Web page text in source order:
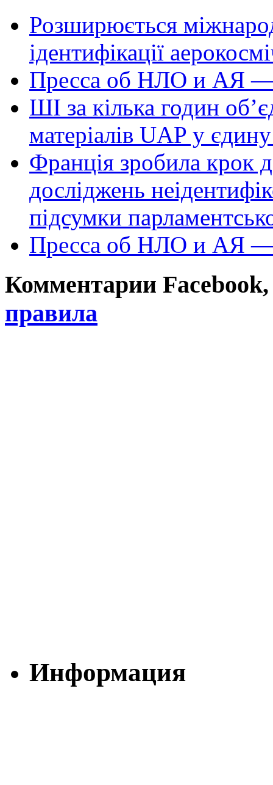
Розширюється
ідентифікації
Пресса об НЛО и АЯ —
ШІ за кілька годин
матеріалів UAP у
Франція зробила крок
досліджень
підсумки
Пресса об НЛО и АЯ —
Комментарии
правила
Информация